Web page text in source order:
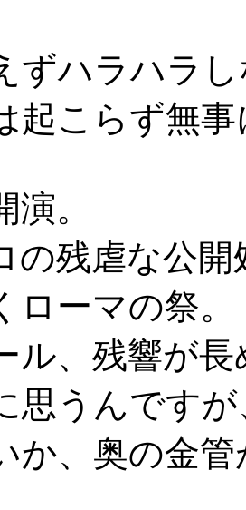
ずハラハラ
起こらず無
。
の残虐な公
ローマの祭。
ル、残響が
思うんですが
か、奥の金